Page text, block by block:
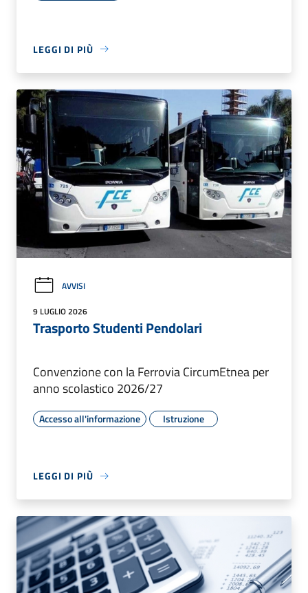
LEGGI DI PIÙ
AVVISI
9 LUGLIO 2026
Trasporto Studenti Pendolari
Convenzione con la Ferrovia CircumEtnea per
anno scolastico 2026/27
Accesso all'informazione Istruzione
LEGGI DI PIÙ